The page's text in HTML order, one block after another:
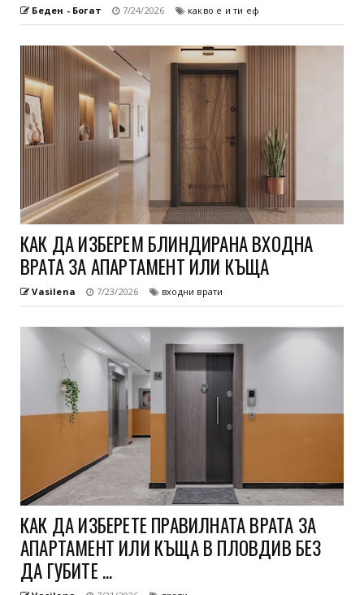
Беден - Богат 7/24/2026 какво е и ти еф
КАК ДА ИЗБЕРЕМ БЛИНДИРАНА ВХОДНА
ВРАТА ЗА АПАРТАМЕНТ ИЛИ КЪЩА
Vasilena 7/23/2026 входни врати
КАК ДА ИЗБЕРЕТЕ ПРАВИЛНАТА ВРАТА ЗА
АПАРТАМЕНТ ИЛИ КЪЩА В ПЛОВДИВ БЕЗ
ДА ГУБИТЕ ...